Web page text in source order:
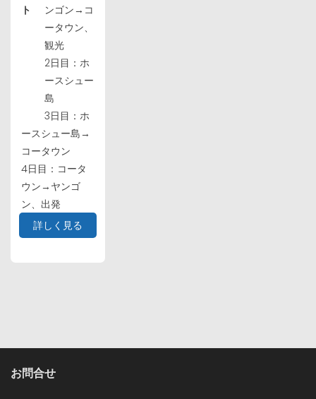
ト
ンゴン→コ
ータウン、
観光
2日目：ホ
ースシュー
島
3日目：ホ
ースシュー島→
コータウン
4日目：コータ
ウン→ヤンゴ
ン、出発
詳しく見る
お問合せ